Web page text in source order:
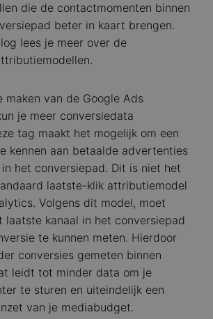
die de contactmomenten binnen
beter in kaart brengen.
lees je meer over de
maken van de Google Ads
je meer conversiedata
tag maakt het mogelijk om een
kennen aan betaalde advertenties
het conversiepad. Dit is niet het
laatste-klik attributiemodel
Volgens dit model, moet
laatste kanaal in het conversiepad
te kunnen meten. Hierdoor
conversies gemeten binnen
leidt tot minder data om je
te sturen en uiteindelijk een
van je mediabudget.